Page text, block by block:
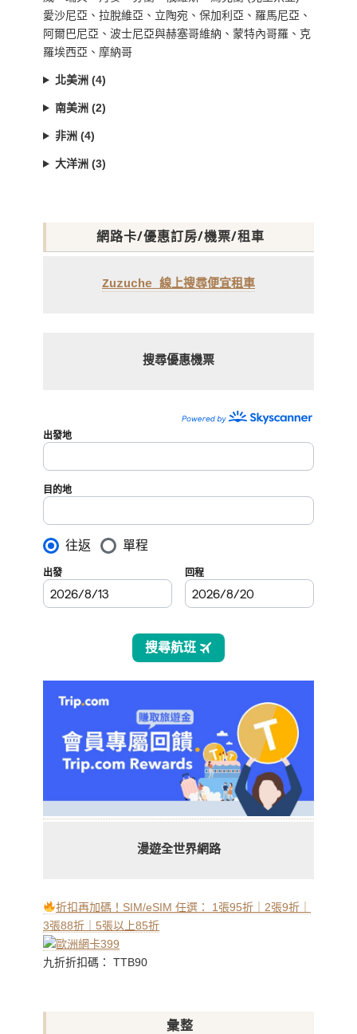
愛沙尼亞、拉脫維亞、立陶宛、保加利亞、羅馬尼亞、
阿爾巴尼亞、波士尼亞與赫塞哥維納、蒙特內哥羅、克
羅埃西亞、摩納哥
北美洲 (4)
南美洲 (2)
非洲 (4)
大洋洲 (3)
網路卡/優惠訂房/機票/租車
Zuzuche 線上搜尋便宜租車
搜尋優惠機票
漫遊全世界網路
折扣再加碼！SIM/eSIM 任選： 1張95折｜2張9折｜
3張88折｜5張以上85折
九折折扣碼： TTB90
彙整